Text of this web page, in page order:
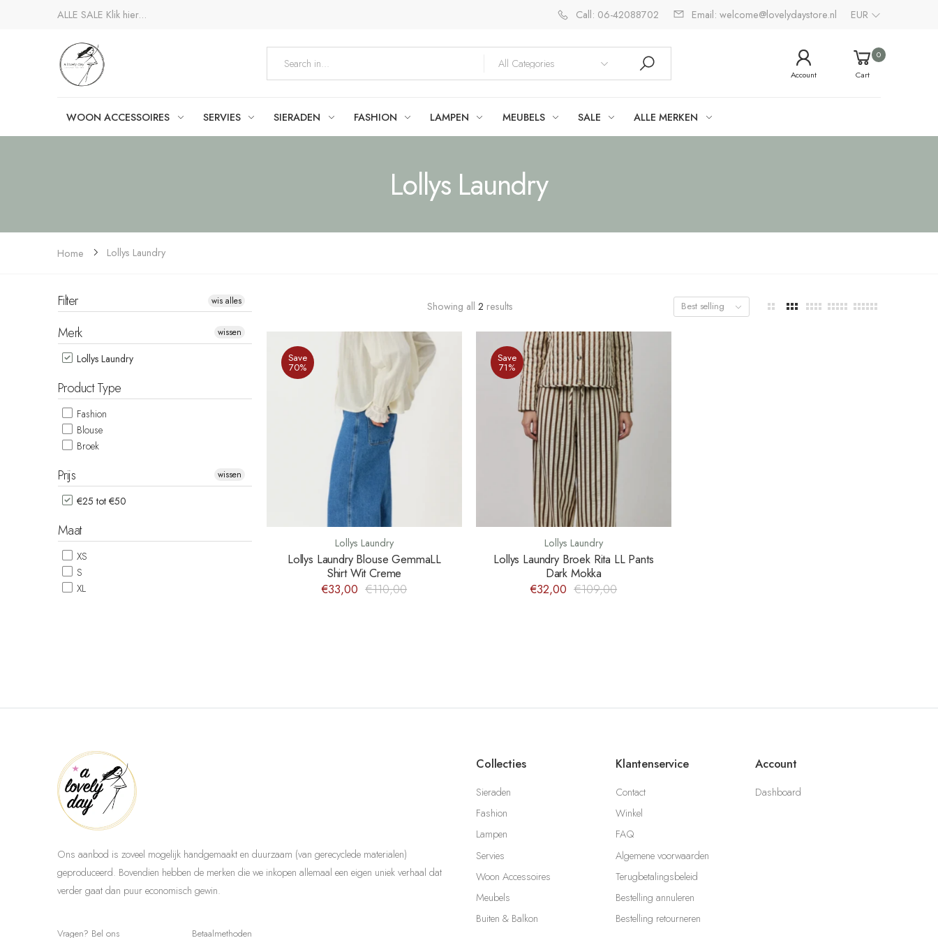
ALLE SALE Klik hier... Call: 06-42088702 Email: welcome@lovelydaystore.nl EUR
Account
0
Cart
WOON ACCESSOIRES SERVIES SIERADEN FASHION LAMPEN MEUBELS SALE ALLE MERKEN
Lollys Laundry
Home Lollys Laundry
Showing all 2 results Best selling
Save
70%
Lollys Laundry
Lollys Laundry Blouse GemmaLL
Shirt Wit Creme
€33,00 €110,00
Save
71%
Lollys Laundry
Lollys Laundry Broek Rita LL Pants
Dark Mokka
€32,00 €109,00
Filter wis alles
Merk
Lollys Laundry
wissen
Product Type
Fashion
Blouse
Broek
Prijs
€25 tot €50
wissen
Maat
XS
S
XL
Ons aanbod is zoveel mogelijk handgemaakt en duurzaam (van gerecyclede materialen)
geproduceerd. Bovendien hebben de merken die we inkopen allemaal een eigen uniek verhaal dat
verder gaat dan puur economisch gewin.
Vragen? Bel ons Betaalmethoden
Collecties
Sieraden
Fashion
Lampen
Servies
Woon Accessoires
Meubels
Buiten & Balkon
Klantenservice
Contact
Winkel
FAQ
Algemene voorwaarden
Terugbetalingsbeleid
Bestelling annuleren
Bestelling retourneren
Account
Dashboard